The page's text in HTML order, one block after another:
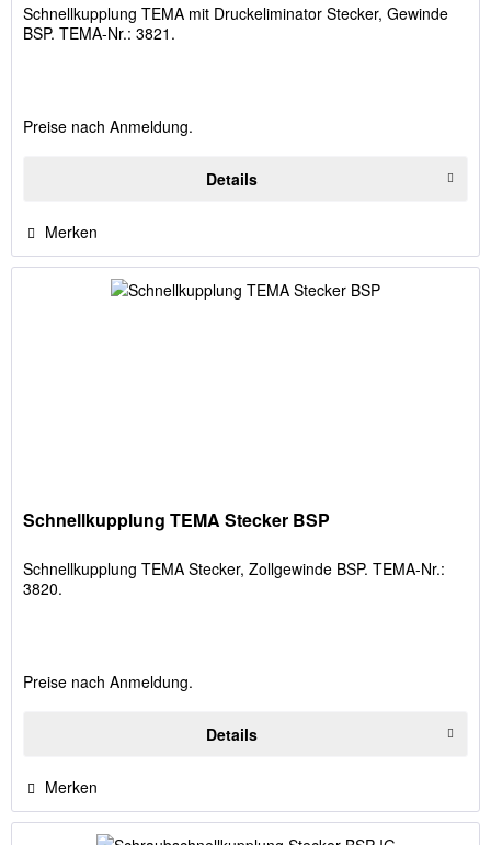
Schnellkupplung TEMA mit Druckeliminator Stecker, Gewinde
BSP. TEMA-Nr.: 3821.
Preise nach Anmeldung.
Details
Merken
Schnellkupplung TEMA Stecker BSP
Schnellkupplung TEMA Stecker, Zollgewinde BSP. TEMA-Nr.:
3820.
Preise nach Anmeldung.
Details
Merken